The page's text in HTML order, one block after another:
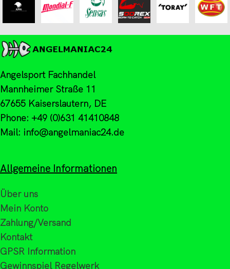
Angelsport Fachhandel
Mannheimer Straße 11
67655 Kaiserslautern, DE
Phone: +49 (0)631 41410848
Mail: info@angelmaniac24.de
Allgemeine Informationen
Über uns
Mein Konto
Zahlung/Versand
Kontakt
GPSR Information
Gewinnspiel Regelwerk